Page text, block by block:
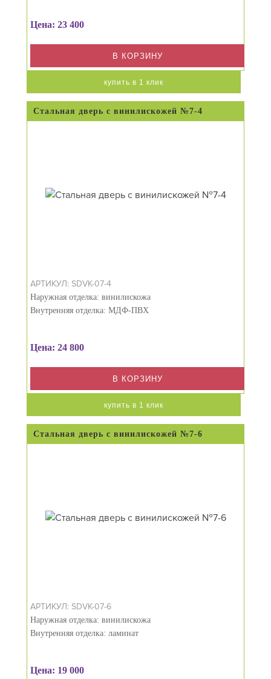
Цена: 23 400
В КОРЗИНУ
купить в 1 клик
Стальная дверь с винилискожей №7-4
АРТИКУЛ: SDVK-07-4
Наружная отделка: винилискожа
Внутренняя отделка: МДФ-ПВХ
Цена: 24 800
В КОРЗИНУ
купить в 1 клик
Стальная дверь с винилискожей №7-6
АРТИКУЛ: SDVK-07-6
Наружная отделка: винилискожа
Внутренняя отделка: ламинат
Цена: 19 000